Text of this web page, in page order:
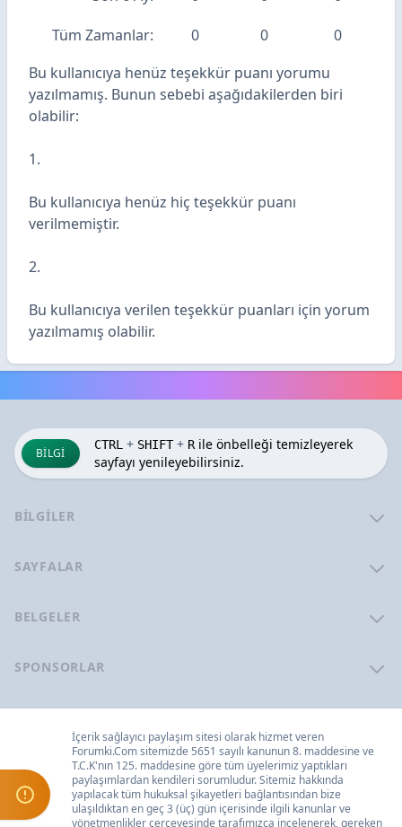
Tüm Zamanlar:
0 0
0
Bu kullanıcıya henüz teşekkür puanı yorumu
yazılmamış. Bunun sebebi aşağıdakilerden biri
olabilir:
1.
Bu kullanıcıya henüz hiç teşekkür puanı
verilmemiştir.
2.
Bu kullanıcıya verilen teşekkür puanları için yorum
yazılmamış olabilir.
BILGI
CTRL + SHIFT + Rile önbelleği temizleyerek
sayfayı yenileyebilirsiniz.
BILGILER
SAYFALAR
BELGELER
SPONSORLAR
İçerik sağlayıcı paylaşım sitesi olarak hizmet veren
Forumki.Comsitemizde 5651 sayılı kanunun 8. maddesine ve
T.C.K'nın 125. maddesine göre tüm üyelerimiz yaptıkları
paylaşımlardan kendileri sorumludur. Sitemiz hakkında
yapılacak tüm hukuksal şikayetleri bağlantısından bize
ulaşıldıktan en geç 3 (üç) gün içerisinde ilgili kanunlar ve
yönetmenlikler çerçevesinde tarafımızca incelenerek, gereken